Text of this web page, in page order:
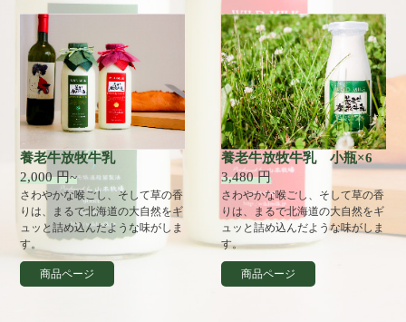
養老牛放牧牛乳
2,000 円~
さわやかな喉ごし、そして草の香
りは、まるで北海道の大自然をギ
ュッと詰め込んだような味がしま
す。
商品ページ
養老牛放牧牛乳 小瓶×6
3,480 円
さわやかな喉ごし、そして草の香
りは、まるで北海道の大自然をギ
ュッと詰め込んだような味がしま
す。
商品ページ